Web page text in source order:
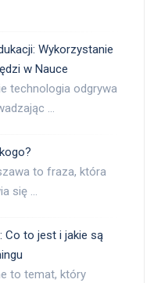
Wykorzystanie
w Nauce
technologia odgrywa
…
to fraza, która
się …
Co to jest i jakie są
to temat, który